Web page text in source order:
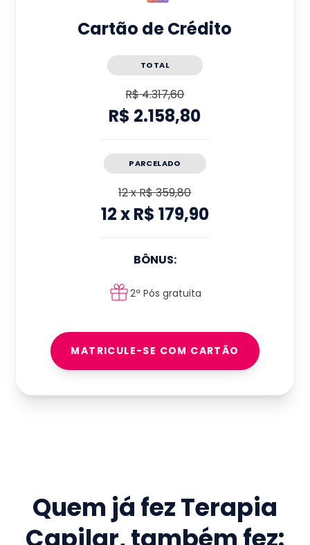
Cartão de Crédito
TOTAL
R$ 4.317,60
R$ 2.158,80
PARCELADO
12xR$ 359,80
12xR$ 179,90
BÔNUS:
2ª Pós gratuita
MATRICULE-SE COM CARTÃO
Quem já fezTerapia